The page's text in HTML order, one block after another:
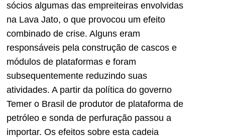
sócios algumas das empreiteiras envolvidas
na Lava Jato, o que provocou um efeito
combinado de crise. Alguns eram
responsáveis pela construção de cascos e
módulos de plataformas e foram
subsequentemente reduzindo suas
atividades. A partir da política do governo
Temer o Brasil de produtor de plataforma de
petróleo e sonda de perfuração passou a
importar. Os efeitos sobre esta cadeia